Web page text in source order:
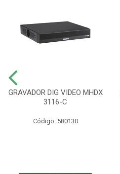
GRAVADOR DIG VIDEO MHDX
3116-C
Código: 580130